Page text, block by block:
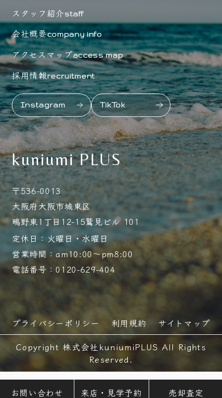
スタッフ紹介staff
会社概要company info
アクセスマップaccess map
採用情報recruitment
Instagram TikTok
kuniumi PLUS
〒536-0013
大阪府大阪市城東区
鴫野東1丁目12-15鷲見ビル 101
定休日：火曜日・水曜日
営業時間：am10:00～pm8:00
電話番号：0120-629-404
プライバシーポリシー 利用規約
サイトマップ
Copyright 株式会社kuniumiPLUS All Rights
Reserved.
お問い合わせ 来店・見学予約 売却査定